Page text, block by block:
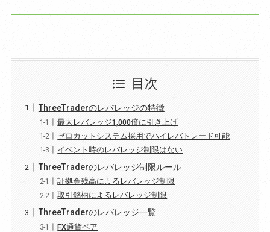
目次
ThreeTraderのレバレッジの特徴
最大レバレッジ1,000倍に引き上げ
ゼロカットシステム採用でハイレバトレード可能
イベント時のレバレッジ制限はない
ThreeTraderのレバレッジ制限ルール
証拠金残高によるレバレッジ制限
取引銘柄によるレバレッジ制限
ThreeTraderのレバレッジ一覧
FX通貨ペア